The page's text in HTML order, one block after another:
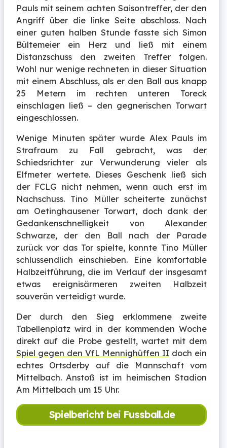
Pauls mit seinem achten Saisontreffer, der den
Angriff über die linke Seite abschloss. Nach
einer guten halben Stunde fasste sich Simon
Bültemeier ein Herz und ließ mit einem
Distanzschuss den zweiten Treffer folgen.
Wohl nur wenige rechneten in dieser Situation
mit einem Abschluss, als er den Ball aus knapp
25 Metern im rechten unteren Toreck
einschlagen ließ – den gegnerischen Torwart
eingeschlossen.
Wenige Minuten später wurde Alex Pauls im
Strafraum zu Fall gebracht, was der
Schiedsrichter zur Verwunderung vieler als
Elfmeter wertete. Dieses Geschenk ließ sich
der FCLG nicht nehmen, wenn auch erst im
Nachschuss. Tino Müller scheiterte zunächst
am Oetinghausener Torwart, doch dank der
Gedankenschnelligkeit von Alexander
Schwarze, der den Ball nach der Parade
zurück vor das Tor spielte, konnte Tino Müller
schlussendlich einschieben. Eine komfortable
Halbzeitführung, die im Verlauf der insgesamt
etwas ereignisärmeren zweiten Halbzeit
souverän verteidigt wurde.
Der durch den Sieg erklommene zweite
Tabellenplatz wird in der kommenden Woche
direkt auf die Probe gestellt, wartet mit dem
Spiel gegen den VfL Mennighüffen II doch ein
echtes Ortsderby auf die Mannschaft vom
Mittelbach. Anstoß ist im heimischen Stadion
Am Mittelbach um 15 Uhr.
Spielbericht bei Fussball.de